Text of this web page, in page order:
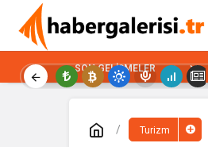
SON GELIŞMELER
Turizm